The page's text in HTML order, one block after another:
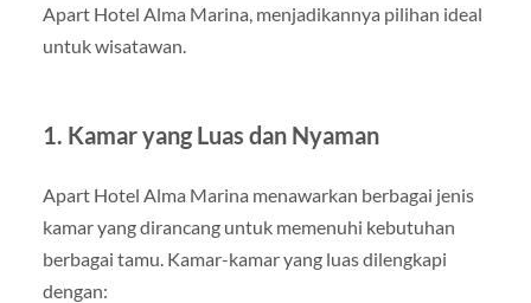
Apart Hotel Alma Marina, menjadikannya pilihan ideal
untuk wisatawan.
1. Kamar yang Luas dan Nyaman
Apart Hotel Alma Marina menawarkan berbagai jenis
kamar yang dirancang untuk memenuhi kebutuhan
berbagai tamu. Kamar-kamar yang luas dilengkapi
dengan: